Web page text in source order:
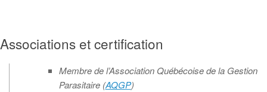
Associations et certification
Membre de l’Association Québécoise de la Gestion
Parasitaire (AQGP)